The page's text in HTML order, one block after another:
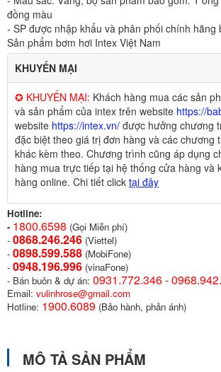
đồng màu
- SP được nhập khẩu và phân phối chính hãng
Sản phẩm bơm hơi Intex Việt Nam
KHUYẾN MẠI
✪ KHUYẾN MẠI: Khách hàng mua các sản
và sản phẩm của intex trên website https://
website https://intex.vn/ được hưởng chương
đặc biệt theo giá trị đơn hàng và các chương
khác kèm theo. Chương trình cũng áp dụng
hàng mua trực tiếp tại hệ thống cửa hàng và
hàng online. Chi tiết click tại đây
Hotline:
- 1800.6598 (Gọi Miễn phí)
- 0868.246.246 (Viettel)
- 0898.599.588 (MobiFone)
- 0948.196.996 (vinaFone)
- Bán buôn & dự án: 0931.772.346 -
Email: vulinhrose@gmail.com
Hotline: 1900.6089 (Bảo hành, phản ánh)
MÔ TẢ SẢN PHẨM